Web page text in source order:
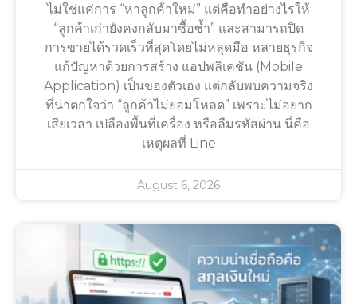
ไม่ใช่แค่การ “หาลูกค้าใหม่” แต่คือทำอย่างไรให้
“ลูกค้าเก่ายังคงกลับมาซื้อซ้ำ” และสามารถปิด
การขายได้รวดเร็วที่สุดโดยไม่หลุดมือ หลายธุรกิจ
แก้ปัญหาด้วยการสร้าง แอปพลิเคชัน (Mobile
Application) เป็นของตัวเอง แต่กลับพบความจริง
ที่น่าตกใจว่า “ลูกค้าไม่ยอมโหลด” เพราะไม่อยาก
เสียเวลา เปลืองพื้นที่เครื่อง หรือลืมรหัสผ่าน นี่คือ
เหตุผลที่ Line
August 6, 2026